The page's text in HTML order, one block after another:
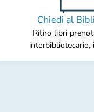
Chiedi al
Ritiro libri
interbibliotecario,